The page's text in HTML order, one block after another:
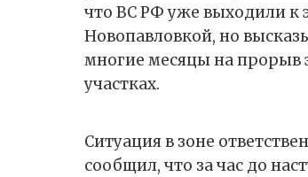
что ВС РФ уже выходили
Новопавловкой, но
многие месяцы на прорыв
участках.
Ситуация в зоне
сообщил, что за час до